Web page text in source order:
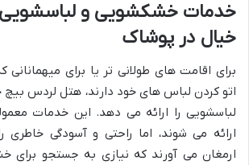
خدمات خشکشویی و
خیال در پوشاک
برای اقامت های طولانی تر یا برای
اتو کردن لباس های خود دارند، هتل لردس
لباسشویی را ارائه می دهد. این خدمات
ارائه می شوند، اما راحتی و آسودگی خاطری
ارمغان می آورند که نیازی به جستجو برای